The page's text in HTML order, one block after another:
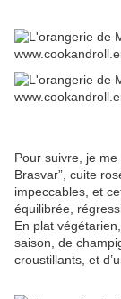
Pour suivre, je
Brasvar”, cuite
impeccables, et
équilibrée,
En plat
saison, de
croustillants, et